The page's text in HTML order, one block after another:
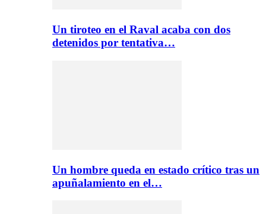
Un tiroteo en el Raval acaba con dos
detenidos por tentativa…
Un hombre queda en estado crítico tras un
apuñalamiento en el…